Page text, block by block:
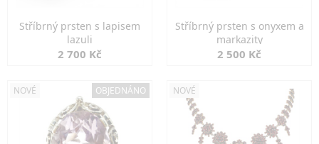
Stříbrný prsten s lapisem
lazuli
2 700 Kč
Stříbrný prsten s onyxem a
markazity
2 500 Kč
NOVÉ OBJEDNÁNO NOVÉ